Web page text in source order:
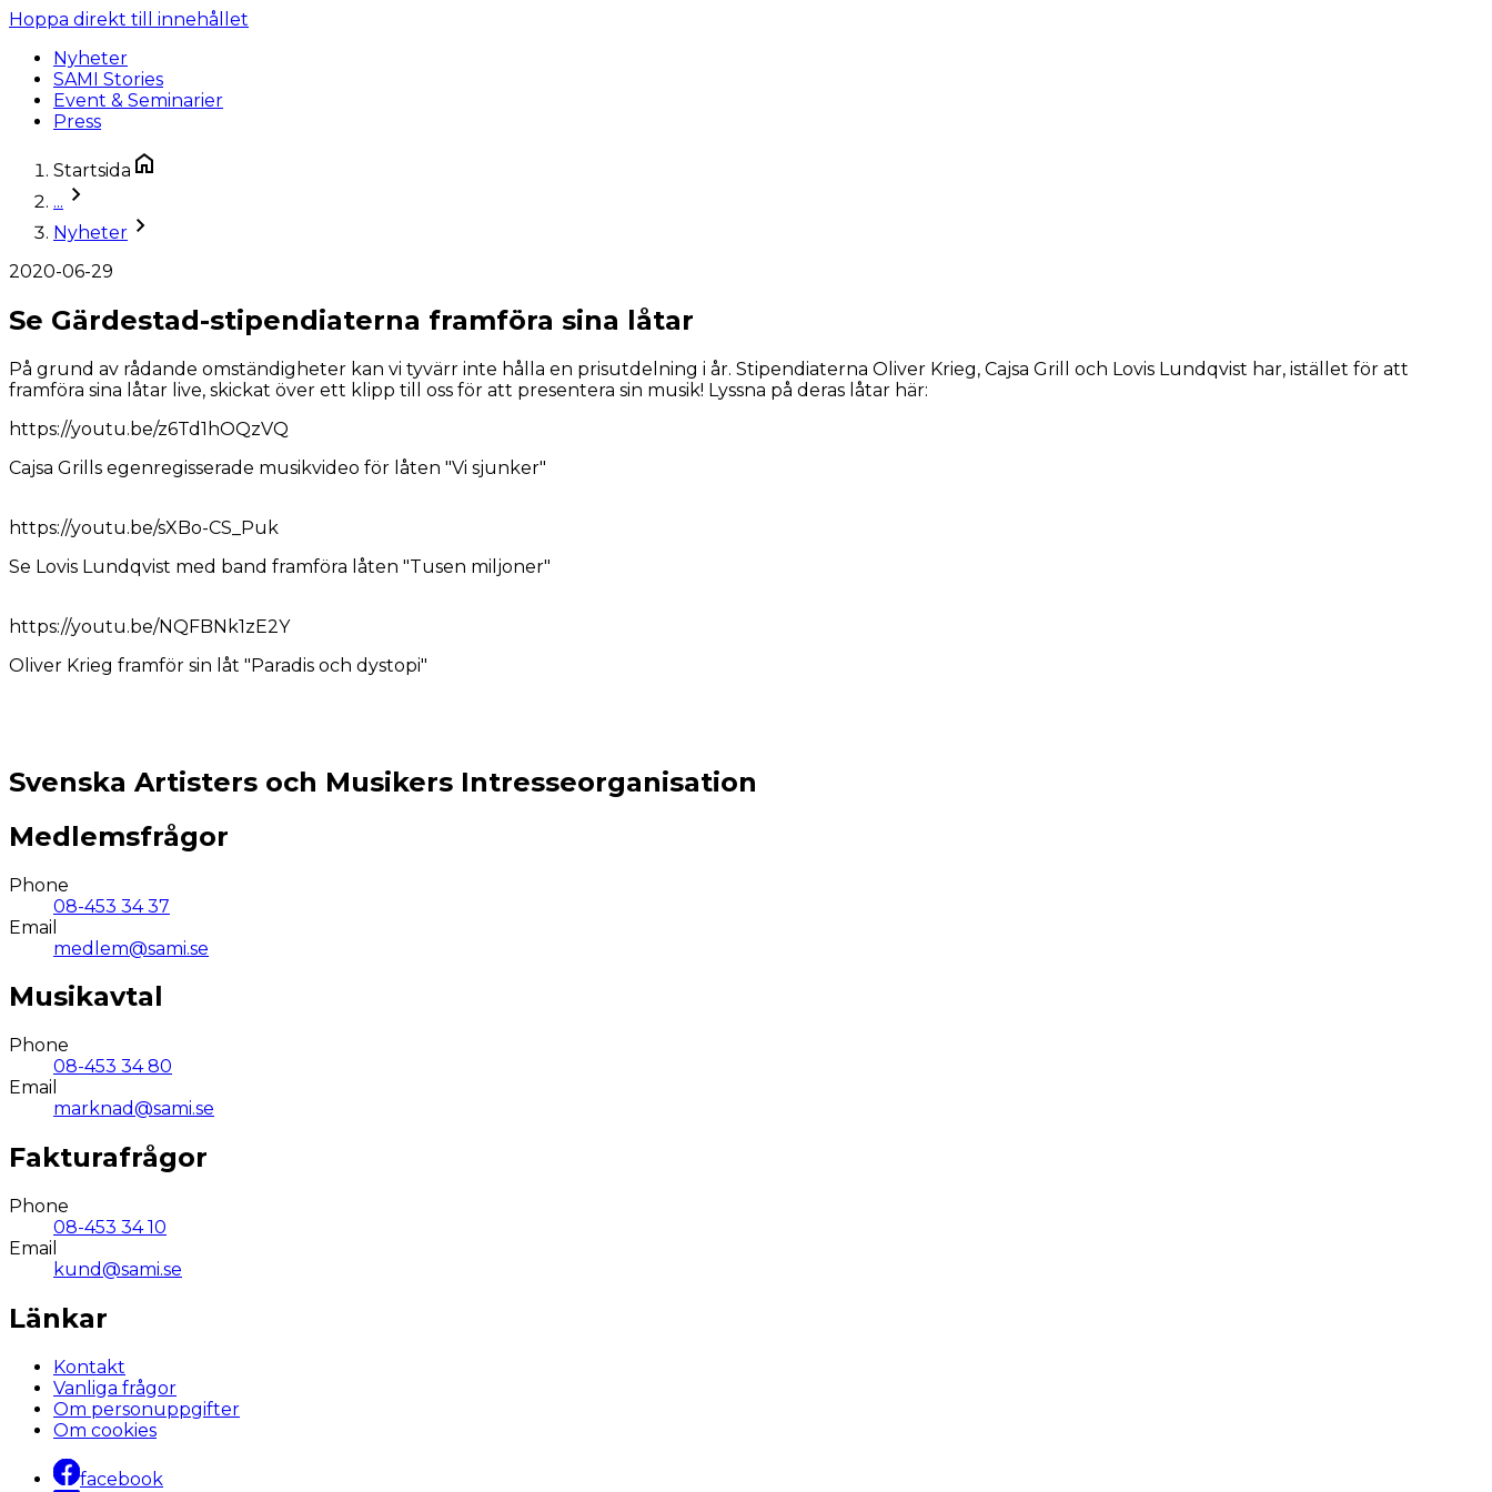
Hoppa direkt till innehållet
Nyheter
SAMI Stories
Event & Seminarier
Press
Startsida
...
Nyheter
2020-06-29
Se Gärdestad-stipendiaterna framföra sina låtar
På grund av rådande omständigheter kan vi tyvärr inte hålla en prisutdelning i år. Stipendiaterna Oliver Krieg, Cajsa Grill och Lovis Lundqvist har, istället för att
framföra sina låtar live, skickat över ett klipp till oss för att presentera sin musik! Lyssna på deras låtar här:
https://youtu.be/z6Td1hOQzVQ
Cajsa Grills egenregisserade musikvideo för låten "Vi sjunker"
https://youtu.be/sXBo-CS_Puk
Se Lovis Lundqvist med band framföra låten "Tusen miljoner"
https://youtu.be/NQFBNk1zE2Y
Oliver Krieg framför sin låt "Paradis och dystopi"
Svenska Artisters och Musikers Intresseorganisation
Medlemsfrågor
Phone
08-453 34 37
Email
medlem@sami.se
Musikavtal
Phone
08-453 34 80
Email
marknad@sami.se
Fakturafrågor
Phone
08-453 34 10
Email
kund@sami.se
Länkar
Kontakt
Vanliga frågor
Om personuppgifter
Om cookies
facebook